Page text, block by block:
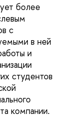
более
с
в ней
и
студентов
компании.